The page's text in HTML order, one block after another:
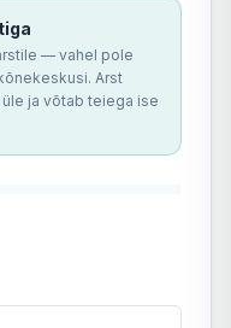
— vahel pole
Arst
ja võtab teiega ise